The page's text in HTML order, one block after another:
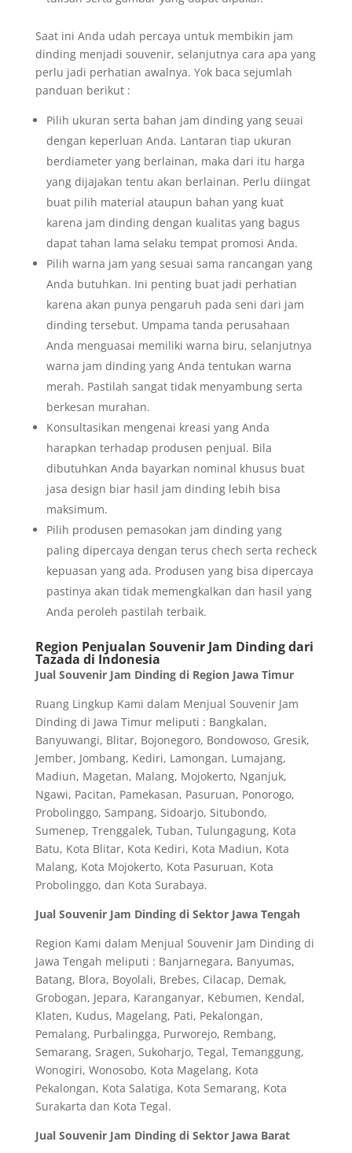
Saat ini Anda udah percaya untuk membikin jam
dinding menjadi souvenir, selanjutnya cara apa yang
perlu jadi perhatian awalnya. Yok baca sejumlah
panduan berikut :
Pilih ukuran serta bahan jam dinding yang seuai
dengan keperluan Anda. Lantaran tiap ukuran
berdiameter yang berlainan, maka dari itu harga
yang dijajakan tentu akan berlainan. Perlu diingat
buat pilih material ataupun bahan yang kuat
karena jam dinding dengan kualitas yang bagus
dapat tahan lama selaku tempat promosi Anda.
Pilih warna jam yang sesuai sama rancangan yang
Anda butuhkan. Ini penting buat jadi perhatian
karena akan punya pengaruh pada seni dari jam
dinding tersebut. Umpama tanda perusahaan
Anda menguasai memiliki warna biru, selanjutnya
warna jam dinding yang Anda tentukan warna
merah. Pastilah sangat tidak menyambung serta
berkesan murahan.
Konsultasikan mengenai kreasi yang Anda
harapkan terhadap produsen penjual. Bila
dibutuhkan Anda bayarkan nominal khusus buat
jasa design biar hasil jam dinding lebih bisa
maksimum.
Pilih produsen pemasokan jam dinding yang
paling dipercaya dengan terus chech serta recheck
kepuasan yang ada. Produsen yang bisa dipercaya
pastinya akan tidak memengkalkan dan hasil yang
Anda peroleh pastilah terbaik.
Region Penjualan Souvenir Jam Dinding dari
Tazada di Indonesia
Jual Souvenir Jam Dinding di Region Jawa Timur
Ruang Lingkup Kami dalam Menjual Souvenir Jam
Dinding di Jawa Timur meliputi : Bangkalan,
Banyuwangi, Blitar, Bojonegoro, Bondowoso, Gresik,
Jember, Jombang, Kediri, Lamongan, Lumajang,
Madiun, Magetan, Malang, Mojokerto, Nganjuk,
Ngawi, Pacitan, Pamekasan, Pasuruan, Ponorogo,
Probolinggo, Sampang, Sidoarjo, Situbondo,
Sumenep, Trenggalek, Tuban, Tulungagung, Kota
Batu, Kota Blitar, Kota Kediri, Kota Madiun, Kota
Malang, Kota Mojokerto, Kota Pasuruan, Kota
Probolinggo, dan Kota Surabaya.
Jual Souvenir Jam Dinding di Sektor Jawa Tengah
Region Kami dalam Menjual Souvenir Jam Dinding di
Jawa Tengah meliputi : Banjarnegara, Banyumas,
Batang, Blora, Boyolali, Brebes, Cilacap, Demak,
Grobogan, Jepara, Karanganyar, Kebumen, Kendal,
Klaten, Kudus, Magelang, Pati, Pekalongan,
Pemalang, Purbalingga, Purworejo, Rembang,
Semarang, Sragen, Sukoharjo, Tegal, Temanggung,
Wonogiri, Wonosobo, Kota Magelang, Kota
Pekalongan, Kota Salatiga, Kota Semarang, Kota
Surakarta dan Kota Tegal.
Jual Souvenir Jam Dinding di Sektor Jawa Barat